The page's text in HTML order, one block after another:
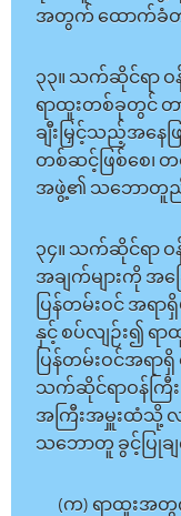
အတွက် ထောက်ခံတ
၃၃။ သက်ဆိုင်ရာ
ရာထူးတစ်ခုတွင် တ
ချီးမြှင့်သည့်အနေ
တစ်ဆင့်ဖြစ်စေ၊
အဖွဲ့၏ သဘောတူညီ
၃၄။ သက်ဆိုင်ရာ
အချက်များကို အခ
ပြန်တမ်းဝင် အရာ
နှင့် စပ်လျဉ်း၍ ရ
ပြန်တမ်းဝင်အရာ
သက်ဆိုင်ရာဝန်ကြီး
အကြီးအမှူးထံသို့
သဘောတူ ခွင့်ပြု
(က) ရာထူးအတွ